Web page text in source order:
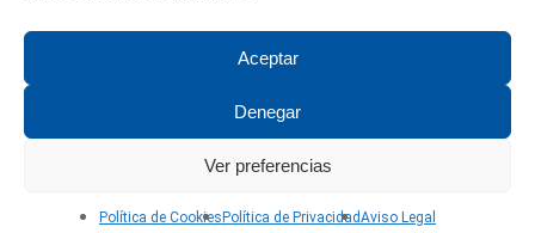
Aceptar
Denegar
Ver preferencias
Política de Cookies Política de PrivacidadAviso Legal
© 2026 Miguel Serrano TV. © 2024 Miguel Serrano TV. Todos los